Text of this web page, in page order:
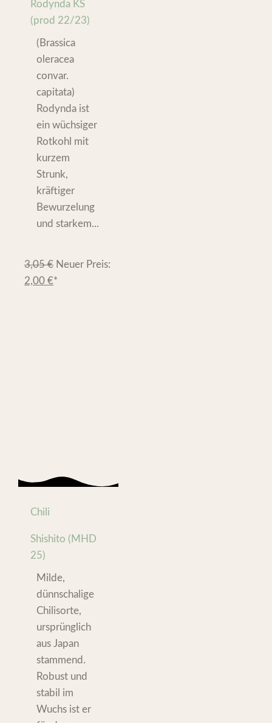
Rodynda KS
(prod 22/23)
(Brassica
oleracea
convar.
capitata)
Rodynda ist
ein wüchsiger
Rotkohl mit
kurzem
Strunk,
kräftiger
Bewurzelung
und starkem...
3,05€ Neuer Preis:
2,00 €*
Chili
Shishito (MHD
25)
Milde,
dünnschalige
Chilisorte,
ursprünglich
aus Japan
stammend.
Robust und
stabil im
Wuchs ist er